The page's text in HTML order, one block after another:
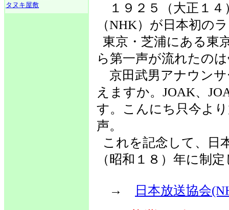
タヌキ屋敷
１９２５（大正１４
（NHK）が日本初の
東京・芝浦にある東
ら第一声が流れたの
京田武男アナウンサ
えますか。JOAK、
す。こんにち只今よ
声。
これを記念して、日
（昭和１８）年に制
→ 日本放送協会